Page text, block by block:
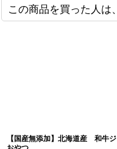
この商品を買った人は
【国産無添加】北海道産 和牛